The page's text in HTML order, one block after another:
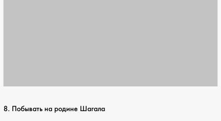
8. Побывать на родине Шагала